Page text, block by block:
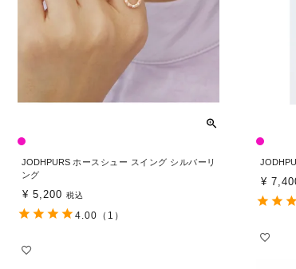
JODHPURS ホースシュー スイング シルバーリ
ング
¥ 5,200 税込
4.00 （1）
¥